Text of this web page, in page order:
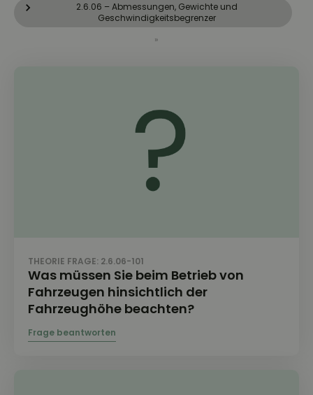
2.6.06 – Abmessungen, Gewichte und
Geschwindigkeitsbegrenzer
»
THEORIE FRAGE: 2.6.06-101
Was müssen Sie beim Betrieb von
Fahrzeugen hinsichtlich der
Fahrzeughöhe beachten?